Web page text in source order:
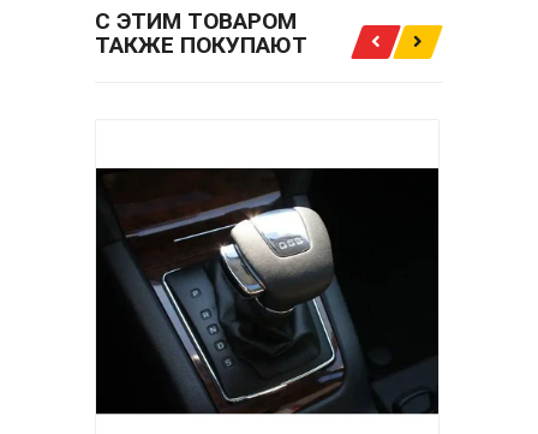
С ЭТИМ ТОВАРОМ
ТАКЖЕ ПОКУПАЮТ